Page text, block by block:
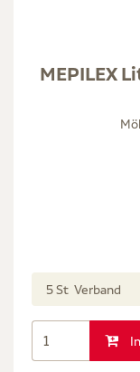
MEPILEX
5 St Verband